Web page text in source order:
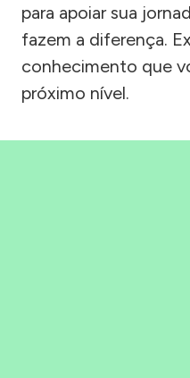
para apoiar sua
fazem a diferença.
conhecimento que
próximo nível.